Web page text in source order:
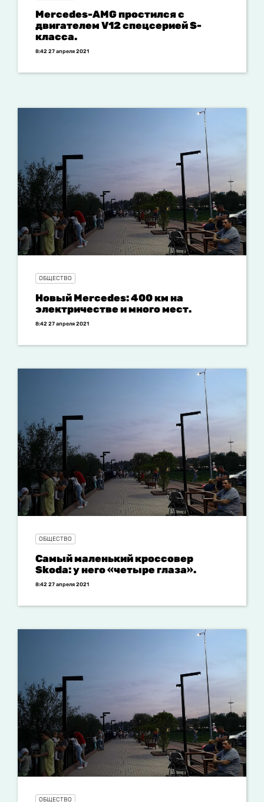
Mercedes-AMG простился с
двигателем V12 спецсерией S-
класса.
8:42 27 апреля 2021
ОБЩЕСТВО
Новый Mercedes: 400 км на
электричестве и много мест.
8:42 27 апреля 2021
ОБЩЕСТВО
Самый маленький кроссовер
Skoda: у него «четыре глаза».
8:42 27 апреля 2021
ОБЩЕСТВО